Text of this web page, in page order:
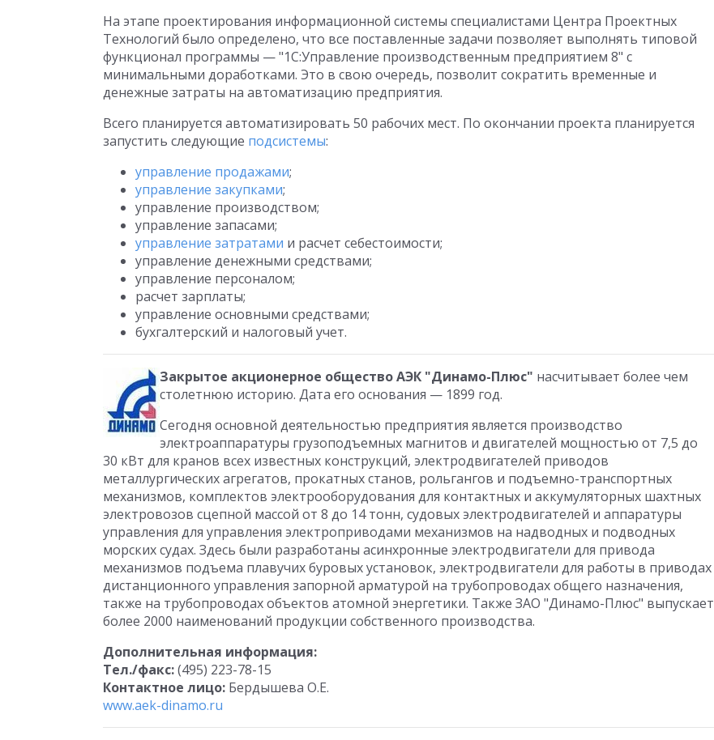
На этапе проектирования информационной системы специалистами Центра Проектных
Технологий было определено, что все поставленные задачи позволяет выполнять типовой
функционал программы — "1С:Управление производственным предприятием 8" с
минимальными доработками. Это в свою очередь, позволит сократить временные и
денежные затраты на автоматизацию предприятия.
Всего планируется автоматизировать 50 рабочих мест. По окончании проекта планируется
запустить следующие подсистемы:
управление продажами;
управление закупками;
управление производством;
управление запасами;
управление затратами и расчет себестоимости;
управление денежными средствами;
управление персоналом;
расчет зарплаты;
управление основными средствами;
бухгалтерский и налоговый учет.
Закрытое акционерное общество АЭК "Динамо-Плюс" насчитывает более чем
столетнюю историю. Дата его основания — 1899 год.
Сегодня основной деятельностью предприятия является производство
электроаппаратуры грузоподъемных магнитов и двигателей мощностью от 7,5 до
30 кВт для кранов всех известных конструкций, электродвигателей приводов
металлургических агрегатов, прокатных станов, рольгангов и подъемно-транспортных
механизмов, комплектов электрооборудования для контактных и аккумуляторных шахтных
электровозов сцепной массой от 8 до 14 тонн, судовых электродвигателей и аппаратуры
управления для управления электроприводами механизмов на надводных и подводных
морских судах. Здесь были разработаны асинхронные электродвигатели для привода
механизмов подъема плавучих буровых установок, электродвигатели для работы в приводах
дистанционного управления запорной арматурой на трубопроводах общего назначения,
также на трубопроводах объектов атомной энергетики. Также ЗАО "Динамо-Плюс" выпускает
более 2000 наименований продукции собственного производства.
Дополнительная информация:
Тел./факс:(495) 223-78-15
Контактное лицо: Бердышева О.Е.
www.aek-dinamo.ru